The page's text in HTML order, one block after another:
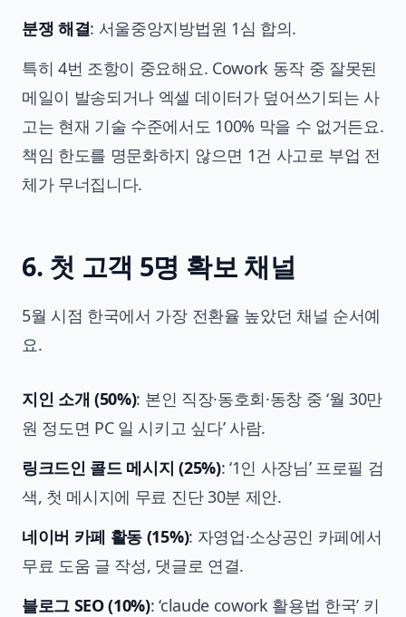
분쟁 해결: 서울중앙지방법원 1심 합의.
특히 4번 조항이 중요해요. Cowork 동작 중 잘못된
메일이 발송되거나 엑셀 데이터가 덮어쓰기되는 사
고는 현재 기술 수준에서도 100% 막을 수 없거든요.
책임 한도를 명문화하지 않으면 1건 사고로 부업 전
체가 무너집니다.
6. 첫 고객 5명 확보 채널
5월 시점 한국에서 가장 전환율 높았던 채널 순서예
요.
지인 소개 (50%): 본인 직장·동호회·동창 중 ‘월 30만
원 정도면 PC 일 시키고 싶다’ 사람.
링크드인 콜드 메시지 (25%): ‘1인 사장님’ 프로필 검
색, 첫 메시지에 무료 진단 30분 제안.
네이버 카페 활동 (15%): 자영업·소상공인 카페에서
무료 도움 글 작성, 댓글로 연결.
블로그 SEO (10%): ‘claude cowork 활용법 한국’ 키